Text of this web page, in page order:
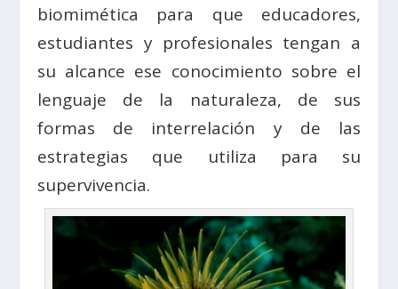
biomimética para que educadores,
estudiantes y profesionales tengan a
su alcance ese conocimiento sobre el
lenguaje de la naturaleza, de sus
formas de interrelación y de las
estrategias que utiliza para su
supervivencia.